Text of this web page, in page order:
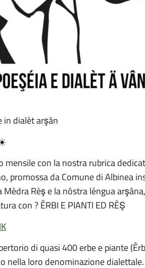
in dialèt arşân
mensile con la nostra rubrica
promossa da Comune di Albinea
Rèş e la nôstra léngua
con ? ÊRBI E PIANTI ED RÈŞ
di quasi 400 erbe e piante
nella loro denominazione dialettale.